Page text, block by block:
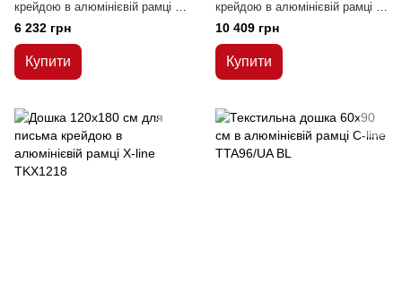
крейдою в алюмінієвій рамці Х-
line
6 232 грн
Купити
крейдою в алюмінієвій рамці Х-
line
10 409 грн
Купити